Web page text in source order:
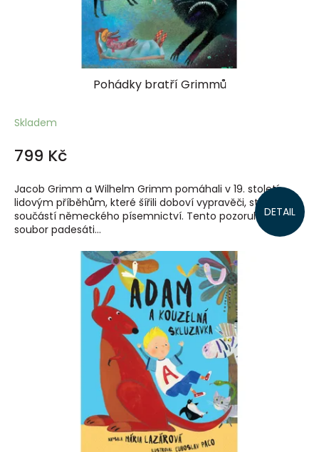
Pohádky bratří Grimmů
Skladem
799 Kč
DETAIL
Jacob Grimm a Wilhelm Grimm pomáhali v 19. století
lidovým příběhům, které šířili doboví vypravěči, stát se
součástí německého písemnictví. Tento pozoruhodný
soubor padesáti...